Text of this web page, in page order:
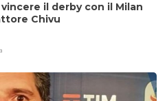
vincere il derby con il Milan
Chivu